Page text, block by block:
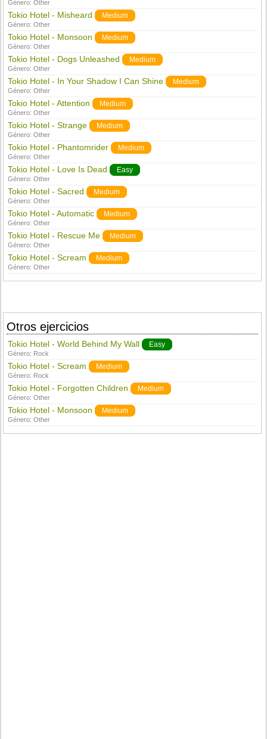
Género:Other
Tokio Hotel - Misheard Medium
Género:Other
Tokio Hotel - Monsoon Medium
Género:Other
Tokio Hotel - Dogs Unleashed Medium
Género:Other
Tokio Hotel - In Your Shadow I Can Shine Medium
Género:Other
Tokio Hotel - Attention Medium
Género:Other
Tokio Hotel - Strange Medium
Género:Other
Tokio Hotel - Phantomrider Medium
Género:Other
Tokio Hotel - Love Is Dead Easy
Género:Other
Tokio Hotel - Sacred Medium
Género:Other
Tokio Hotel - Automatic Medium
Género:Other
Tokio Hotel - Rescue Me Medium
Género:Other
Tokio Hotel - Scream Medium
Género:Other
Otros ejercicios
Tokio Hotel - World Behind My Wall Easy
Género: Rock
Tokio Hotel - Scream Medium
Género: Rock
Tokio Hotel - Forgotten Children Medium
Género:Other
Tokio Hotel - Monsoon Medium
Género:Other